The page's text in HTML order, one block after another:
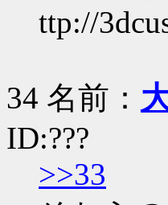
ttp://
34 名前：
ID:???
>>33